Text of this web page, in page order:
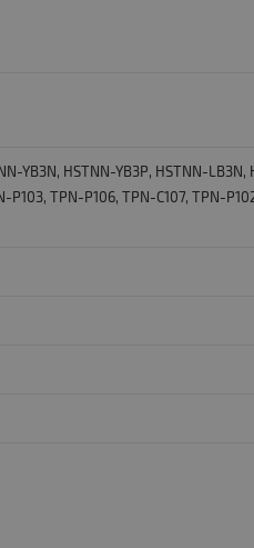
YВ3N, НЅТNN-YВ3Р, НЅТNN-
Р103, ТРN-Р106, ТРN-С107, ТРN-